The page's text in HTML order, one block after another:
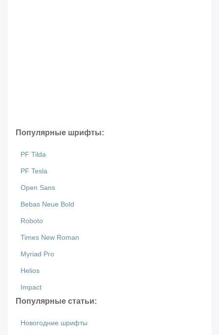
Популярные шрифты:
PF Tilda
PF Tesla
Open Sans
Bebas Neue Bold
Roboto
Times New Roman
Myriad Pro
Helios
Impact
Популярные статьи:
Новогодние шрифты